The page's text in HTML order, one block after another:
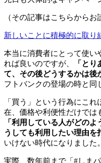
（その記事はこちらからお
新しいことに積極的に取り
本当に消費者にとって使い
れば良いのですが、
「と
て、その後どうするかは後
フトバンクの登場の時と同
「買う」という行為にこ
在、価格や利便性だけでは
「利用している人がどの
うしても利用したい理由を
いけない時代になりました。
実際、数年前まで「#しま